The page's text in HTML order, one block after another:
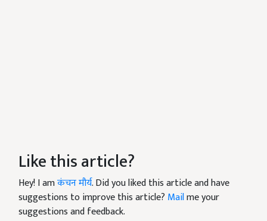
Like this article?
Hey! I amकंचन मौर्य. Did you liked this article and have
suggestions to improve this article? Mailme your
suggestions and feedback.